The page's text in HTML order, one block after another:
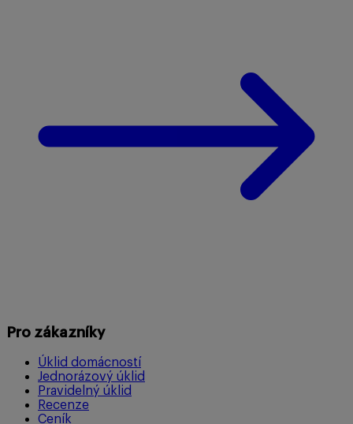
Pro zákazníky
Úklid domácností
Jednorázový úklid
Pravidelný úklid
Recenze
Ceník